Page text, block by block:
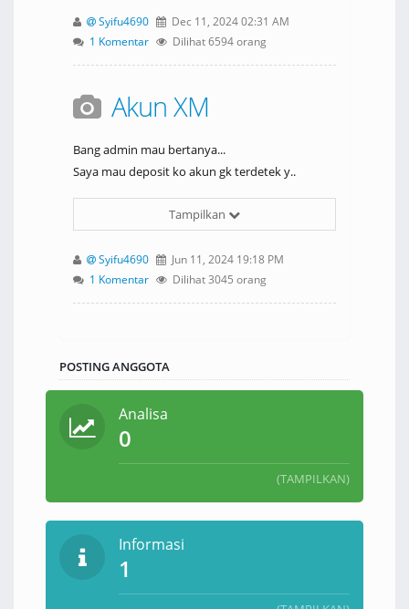
Syifu4690
Dec 11, 2024 02:31 AM
1 Komentar
Dilihat 6594 orang
Akun XM
Bang admin mau bertanya...
Saya mau deposit ko akun gk terdetek y..
Tampilkan
Syifu4690
Jun 11, 2024 19:18 PM
1 Komentar
Dilihat 3045 orang
POSTING ANGGOTA
Analisa
0
(TAMPILKAN)
Informasi
1